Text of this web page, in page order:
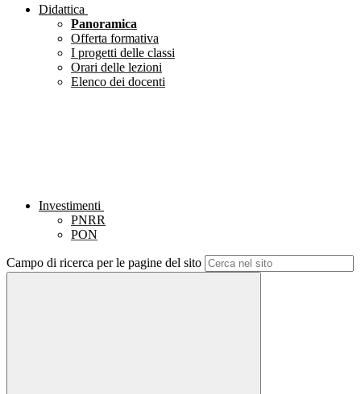
Didattica
Panoramica
Offerta formativa
I progetti delle classi
Orari delle lezioni
Elenco dei docenti
Investimenti
PNRR
PON
Campo di ricerca per le pagine del sito